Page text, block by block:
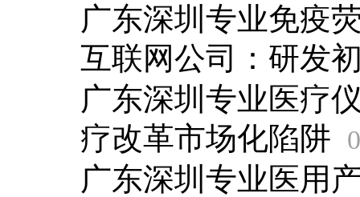
广东深圳专业免疫
互联网公司：研发
广东深圳专业医疗
疗改革市场化陷阱
广东深圳专业医用